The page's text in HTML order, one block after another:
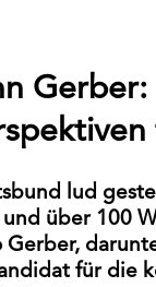
lud
und über 100
Gerber,
für die